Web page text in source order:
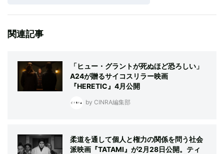
関連記事
「ヒュー・グラントが死ぬほど恐ろしい」
A24が贈るサイコスリラー映画
『HERETIC』4月公開
by CINRA編集部
柔道を通して個人と権力の関係を問う社会
派映画『TATAMI』が2月28日公開。ティ